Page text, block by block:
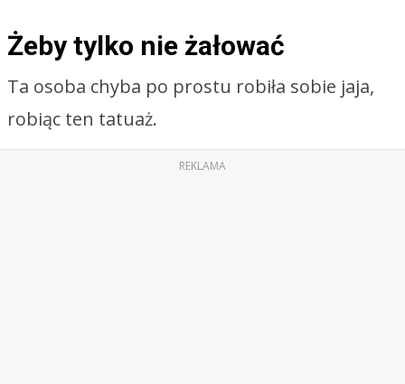
Żeby tylko nie żałować
Ta osoba chyba po prostu robiła sobie jaja,
robiąc ten tatuaż.
REKLAMA